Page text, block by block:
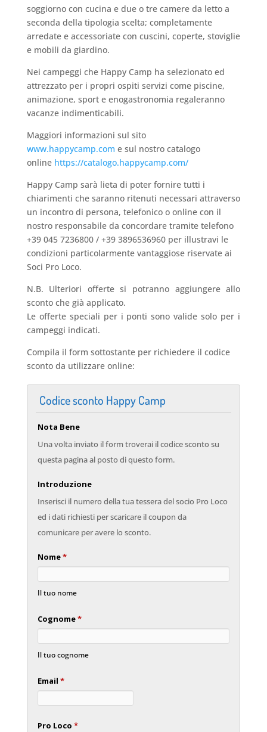
soggiorno con cucina e due o tre camere da letto a
seconda della tipologia scelta; completamente
arredate e accessoriate con cuscini, coperte, stoviglie
e mobili da giardino.
Nei campeggi che Happy Camp ha selezionato ed
attrezzato per i propri ospiti servizi come piscine,
animazione, sport e enogastronomia regaleranno
vacanze indimenticabili.
Maggiori informazioni sul sito
www.happycamp.com e sul nostro catalogo
online https://catalogo.happycamp.com/
Happy Camp sarà lieta di poter fornire tutti i
chiarimenti che saranno ritenuti necessari attraverso
un incontro di persona, telefonico o online con il
nostro responsabile da concordare tramite telefono
+39 045 7236800 / +39 3896536960 per illustravi le
condizioni particolarmente vantaggiose riservate ai
Soci Pro Loco.
N.B. Ulteriori offerte si potranno aggiungere allo
sconto che già applicato.
Le offerte speciali per i ponti sono valide solo per i
campeggi indicati.
Compila il form sottostante per richiedere il codice
sconto da utilizzare online:
Codice sconto Happy Camp
Nota Bene
Una volta inviato il form troverai il codice sconto su
questa pagina al posto di questo form.
Introduzione
Inserisci il numero della tua tessera del socio Pro Loco
ed i dati richiesti per scaricare il coupon da
comunicare per avere lo sconto.
Nome*
Il tuo nome
Cognome*
Il tuo cognome
Email*
Pro Loco*